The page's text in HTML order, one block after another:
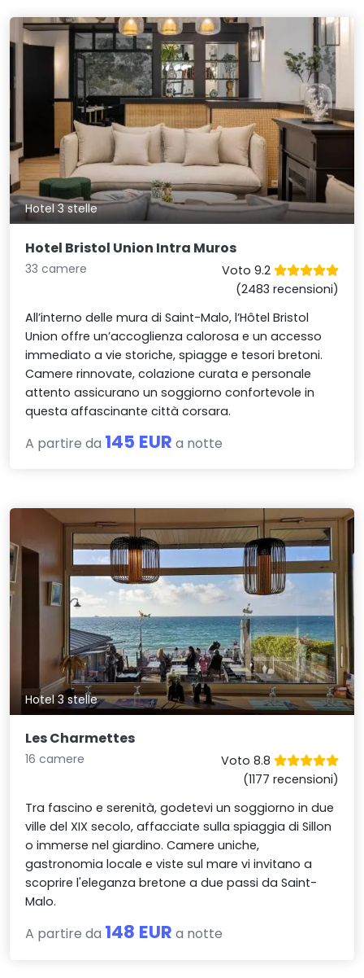
Hotel 3 stelle
Hotel Bristol Union Intra Muros
33 camere
Voto 9.2
(2483 recensioni)
All’interno delle mura di Saint-Malo, l’Hôtel Bristol
Union offre un’accoglienza calorosa e un accesso
immediato a vie storiche, spiagge e tesori bretoni.
Camere rinnovate, colazione curata e personale
attento assicurano un soggiorno confortevole in
questa affascinante città corsara.
A partire da 145 EUR a notte
Hotel 3 stelle
Les Charmettes
16 camere
Voto 8.8
(1177 recensioni)
Tra fascino e serenità, godetevi un soggiorno in due
ville del XIX secolo, affacciate sulla spiaggia di Sillon
o immerse nel giardino. Camere uniche,
gastronomia locale e viste sul mare vi invitano a
scoprire l'eleganza bretone a due passi da Saint-
Malo.
A partire da 148 EUR a notte